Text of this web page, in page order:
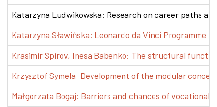
Katarzyna Ludwikowska: Research on career paths
Katarzyna Sławińska: Leonardo da Vinci Programme
Krasimir Spirov, Inesa Babenko: The structural
Krzysztof Symela: Development of the modular
Małgorzata Bogaj: Barriers and chances of vocational